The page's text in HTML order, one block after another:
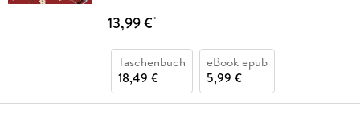
13,99 €*
Taschenbuch
18,49 €
eBook epub
5,99 €